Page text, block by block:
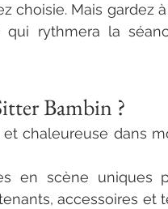
choisie. Mais gardez à
qui rythmera la
Bambin ?
chaleureuse dans
en scène uniques
accessoires et